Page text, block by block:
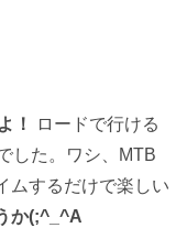
！
ロードで行ける
した。ワシ、MTB
ムするだけで楽しい
か(;^_^A